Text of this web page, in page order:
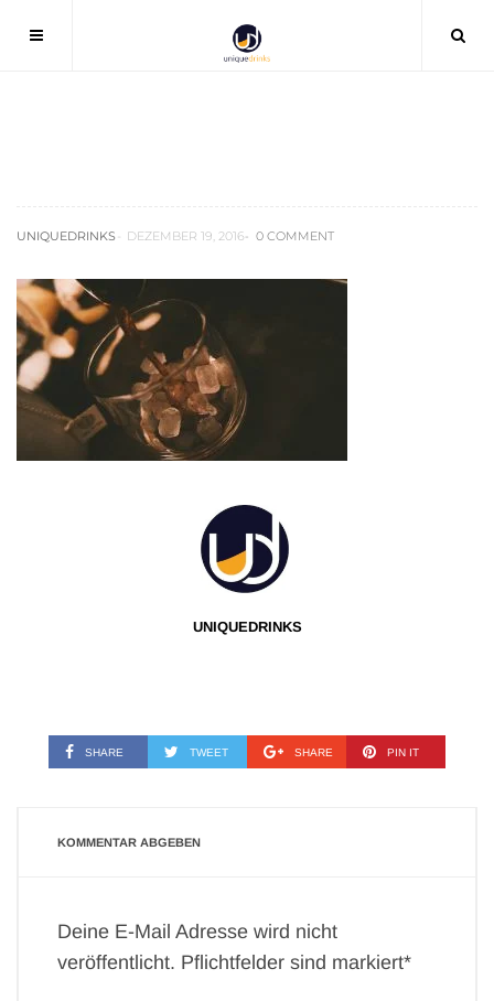
UNIQUEDRINKS DEZEMBER 19, 2016 0 COMMENT
UNIQUEDRINKS
SHARE TWEET SHARE PIN IT
KOMMENTAR ABGEBEN
Deine E-Mail Adresse wird nicht
veröffentlicht. Pflichtfelder sind markiert*